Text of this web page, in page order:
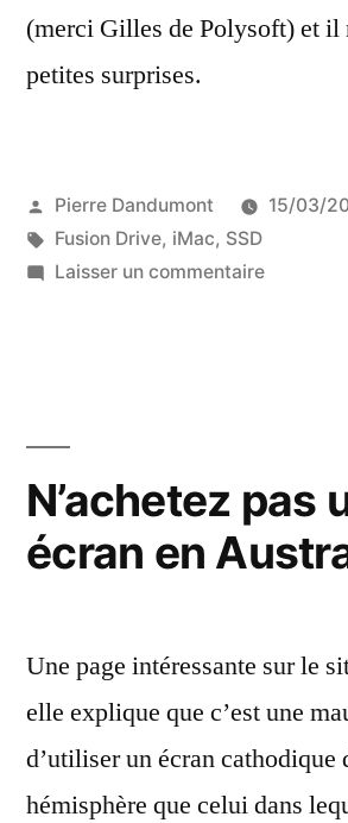
(merci Gilles de Polysoft) et il
petites surprises.
Publié
par
Pierre Dandumont 15/03/
Étiquettes :
Fusion Drive, iMac, SSD
Laisser un commentairesur
Fusion
Drive
ne
24
N’achetez pas
écran en
Une page intéressante sur le
elle explique que c’est une
d’utiliser un écran cathodique
hémisphère que celui dans